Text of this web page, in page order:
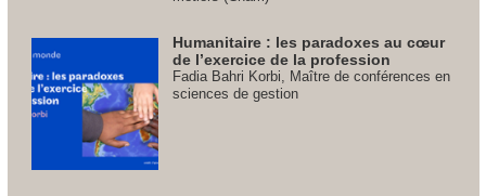
Humanitaire : les paradoxes au cœur
de l’exercice de la profession
Fadia Bahri Korbi, Maître de conférences en
sciences de gestion